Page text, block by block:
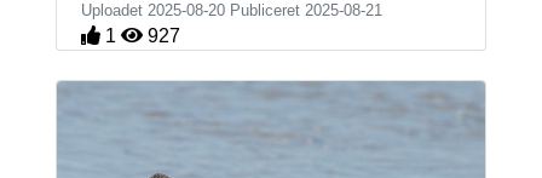
Uploadet 2025-08-20 Publiceret 2025-08-21
1 927